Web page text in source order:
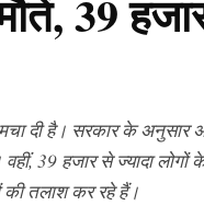
39
दी है। सरकार के अनुसार
39 हजार से ज्यादा लोगों
की तलाश कर रहे हैं।